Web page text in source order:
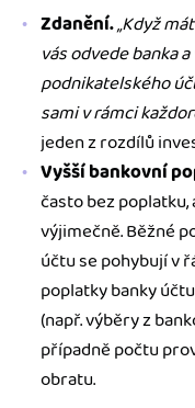
Zdanění.„Když
vás odvede banka
podnikatelského
sami v rámci
jeden z rozdílů
Vyšší bankovní
často bez
výjimečně. Běžné
účtu se pohybují v
poplatky banky
(např. výběry z
případně počtu
obratu.